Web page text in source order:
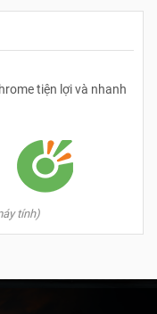
tiện lợi và nhanh
tính)